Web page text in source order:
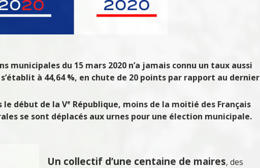
municipales du 15 mars 2020 n’a jamais connu un taux aussi
à 44,64 %, en chute de 20 points par rapport au dernier
le début de la Ve République, moins de la moitié des Français
se sont déplacés aux urnes pour une élection municipale.
Un collectif d’une centaine de maires, des